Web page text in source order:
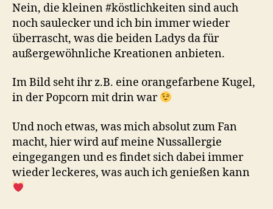
Nein, die kleinen #köstlichkeiten sind auch
noch saulecker und ich bin immer wieder
überrascht, was die beiden Ladys da für
außergewöhnliche Kreationen anbieten.
Im Bild seht ihr z.B. eine orangefarbene Kugel,
in der Popcorn mit drin war
Und noch etwas, was mich absolut zum Fan
macht, hier wird auf meine Nussallergie
eingegangen und es findet sich dabei immer
wieder leckeres, was auch ich genießen kann